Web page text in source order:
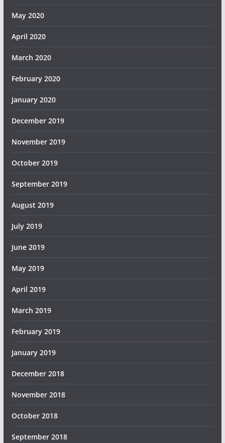
May 2020
April 2020
March 2020
February 2020
January 2020
December 2019
November 2019
October 2019
September 2019
August 2019
July 2019
June 2019
May 2019
April 2019
March 2019
February 2019
January 2019
December 2018
November 2018
October 2018
September 2018